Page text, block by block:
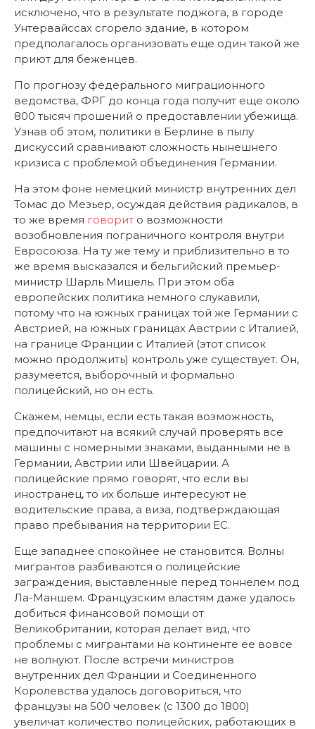
исключено, что в результате поджога, в городе
Унтервайссах сгорело здание, в котором
предполагалось организовать еще один такой же
приют для беженцев.
По прогнозу федерального миграционного
ведомства, ФРГ до конца года получит еще около
800 тысяч прошений о предоставлении убежища.
Узнав об этом, политики в Берлине в пылу
дискуссий сравнивают сложность нынешнего
кризиса с проблемой объединения Германии.
На этом фоне немецкий министр внутренних дел
Томас до Мезьер, осуждая действия радикалов, в
то же время говорит о возможности
возобновления пограничного контроля внутри
Евросоюза. На ту же тему и приблизительно в то
же время высказался и бельгийский премьер-
министр Шарль Мишель. При этом оба
европейских политика немного слукавили,
потому что на южных границах той же Германии с
Австрией, на южных границах Австрии с Италией,
на границе Франции с Италией (этот список
можно продолжить) контроль уже существует. Он,
разумеется, выборочный и формально
полицейский, но он есть.
Скажем, немцы, если есть такая возможность,
предпочитают на всякий случай проверять все
машины с номерными знаками, выданными не в
Германии, Австрии или Швейцарии. А
полицейские прямо говорят, что если вы
иностранец, то их больше интересуют не
водительские права, а виза, подтверждающая
право пребывания на территории ЕС.
Еще западнее спокойнее не становится. Волны
мигрантов разбиваются о полицейские
заграждения, выставленные перед тоннелем под
Ла-Маншем. Французским властям даже удалось
добиться финансовой помощи от
Великобритании, которая делает вид, что
проблемы с мигрантами на континенте ее вовсе
не волнуют. После встречи министров
внутренних дел Франции и Соединенного
Королевства удалось договориться, что
французы на 500 человек (с 1300 до 1800)
увеличат количество полицейских, работающих в